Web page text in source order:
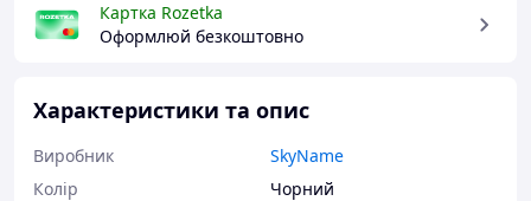
Картка Rozetka
Оформлюй безкоштовно
Характеристики та опис
Виробник
SkyName
Колір
Чорний